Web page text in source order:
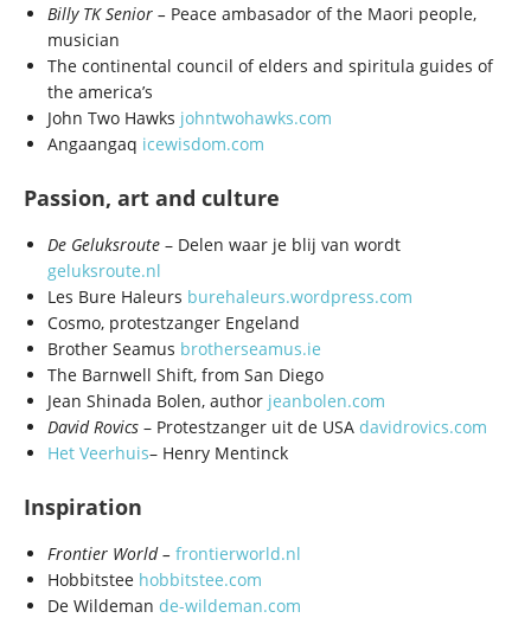
Billy TK Senior – Peace ambasador of the Maori people,
musician
The continental council of elders and spiritula guides of
the america’s
John Two Hawks johntwohawks.com
Angaangaq icewisdom.com
Passion, art and culture
De Geluksroute – Delen waar je blij van wordt
geluksroute.nl
Les Bure Haleurs burehaleurs.wordpress.com
Cosmo, protestzanger Engeland
Brother Seamus brotherseamus.ie
The Barnwell Shift, from San Diego
Jean Shinada Bolen, author jeanbolen.com
David Rovics – Protestzanger uit de USA davidrovics.com
Het Veerhuis– Henry Mentinck
Inspiration
Frontier World – frontierworld.nl
Hobbitstee hobbitstee.com
De Wildeman de-wildeman.com